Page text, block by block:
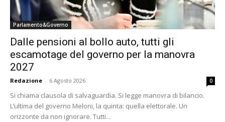
Parlamento&Governo
Dalle pensioni al bollo auto, tutti gli
escamotage del governo per la manovra
2027
Redazione - 6 Agosto 2026 0
Si chiama clausola di salvaguardia. Si legge manovra di bilancio.
L’ultima del governo Meloni, la quinta: quella elettorale. Un
orizzonte da non ignorare. Tutti...